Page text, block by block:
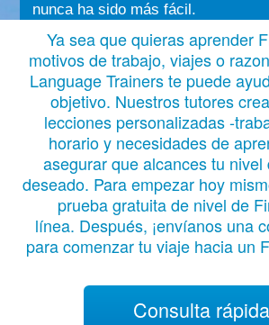
nunca ha sido más fácil.
Ya sea que quieras aprender
motivos de trabajo, viajes o
Language Trainers te puede
objetivo. Nuestros tutores
lecciones personalizadas -
horario y necesidades de
asegurar que alcances tu nivel
deseado. Para empezar hoy
prueba gratuita de nivel de
línea. Después, ¡envíanos una
para comenzar tu viaje hacia un
Consulta rápida